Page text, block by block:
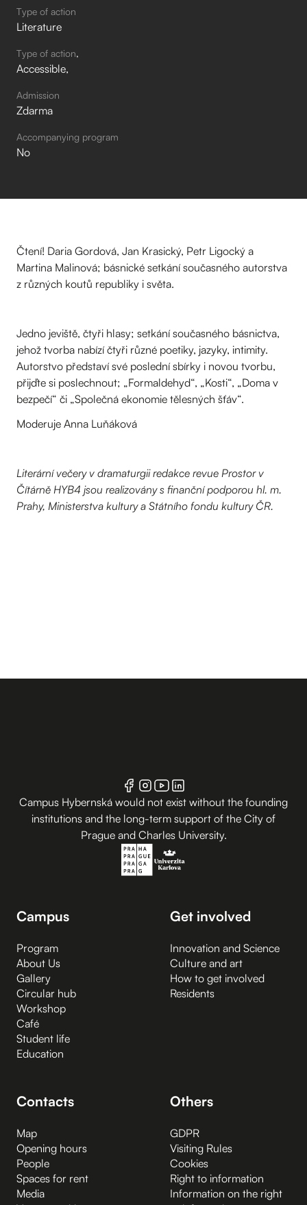
Type of action
Literature
Type of action
Accessible
Admission
Zdarma
Accompanying program
No
Čtení! Daria Gordová, Jan Krasický, Petr Ligocký a
Martina Malinová; básnické setkání současného autorstva
z různých koutů republiky i světa.
Jedno jeviště, čtyři hlasy; setkání současného básnictva,
jehož tvorba nabízí čtyři různé poetiky, jazyky, intimity.
Autorstvo představí své poslední sbírky i novou tvorbu,
přijďte si poslechnout; „Formaldehyd“, „Kosti“, „Doma v
bezpečí“ či „Společná ekonomie tělesných šťáv“.
Moderuje Anna Luňáková
Literární večery v dramaturgii redakce revue Prostor v
Čítárně HYB4 jsou realizovány s finanční podporou hl. m.
Prahy, Ministerstva kultury a Státního fondu kultury ČR.
Campus Hybernská would not exist without the founding
institutions and the long-term support of the City of
Prague and Charles University.
Campus
Program
About Us
Gallery
Circular hub
Workshop
Café
Student life
Education
Get involved
Innovation and Science
Culture and art
How to get involved
Residents
Contacts
Map
Opening hours
People
Spaces for rent
Media
Others
GDPR
Visiting Rules
Cookies
Right to information
Information on the right